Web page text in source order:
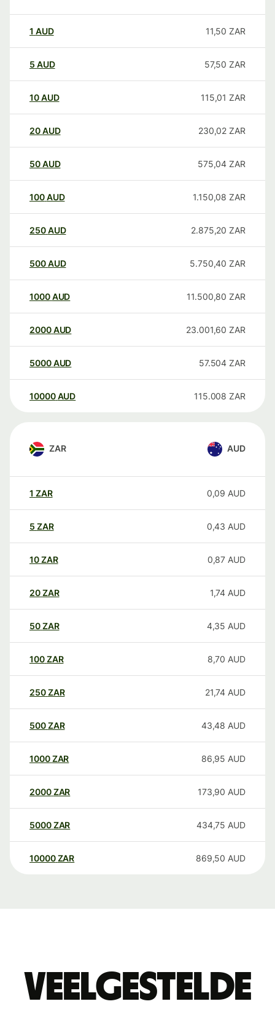
1 AUD 11,50 ZAR
5 AUD 57,50 ZAR
10AUD 115,01 ZAR
20AUD 230,02 ZAR
50AUD 575,04 ZAR
100AUD 1.150,08 ZAR
250AUD 2.875,20 ZAR
500AUD 5.750,40 ZAR
1000AUD 11.500,80 ZAR
2000AUD 23.001,60 ZAR
5000AUD 57.504 ZAR
10000 AUD 115.008 ZAR
ZAR AUD
1 ZAR 0,09 AUD
5 ZAR 0,43 AUD
10ZAR 0,87 AUD
20ZAR 1,74 AUD
50ZAR 4,35 AUD
100ZAR 8,70 AUD
250ZAR 21,74 AUD
500ZAR 43,48 AUD
1000ZAR 86,95 AUD
2000ZAR 173,90 AUD
5000ZAR 434,75 AUD
10000 ZAR 869,50 AUD
Veelgestelde